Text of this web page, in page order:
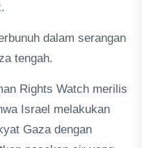
dalam serangan
tengah.
Rights Watch merilis
Israel melakukan
Gaza dengan